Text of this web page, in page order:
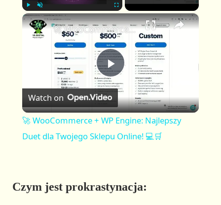
P U
n
m
u
l
c
r
e
e
n
×
P
l
a
V
🚀 WooCommerce + WP Engine: Najlepszy Duet dla Twojego Sklepu Online! 💻🛒
Watch on
🚀 WooCommerce + WP Engine: Najlepszy
Duet dla Twojego Sklepu Online! 💻🛒
Czym jest prokrastynacja: